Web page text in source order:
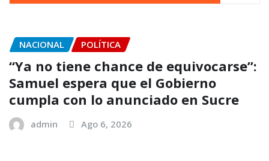
NACIONAL POLÍTICA
“Ya no tiene chance de equivocarse”:
Samuel espera que el Gobierno
cumpla con lo anunciado en Sucre
admin Ago 6, 2026